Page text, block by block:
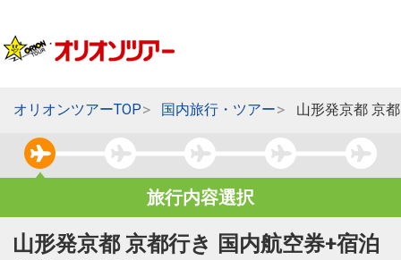
オリオンツアーTOP 国内旅行・ツアー 山形発京都 京
旅行内容選択
山形発京都 京都行き 国内航空券+宿泊